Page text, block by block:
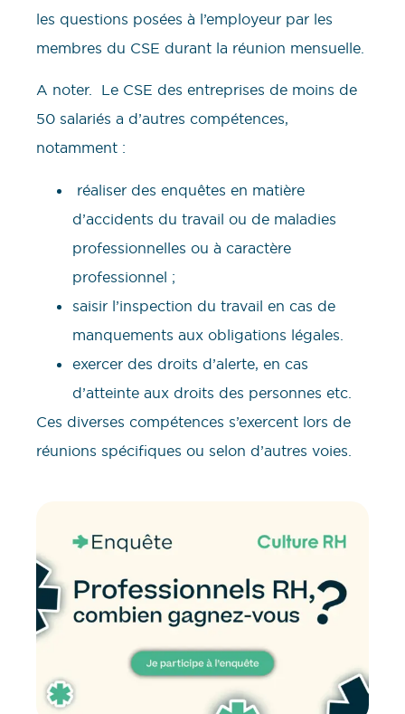
les questions posées à l’employeur par les
membres du CSE durant la réunion mensuelle.
A noter. Le CSE des entreprises de moins de
50 salariés a d’autres compétences,
notamment :
réaliser des enquêtes en matière
d’accidents du travail ou de maladies
professionnelles ou à caractère
professionnel ;
saisir l’inspection du travail en cas de
manquements aux obligations légales.
exercer des droits d’alerte, en cas
d’atteinte aux droits des personnes etc.
Ces diverses compétences s’exercent lors de
réunions spécifiques ou selon d’autres voies.